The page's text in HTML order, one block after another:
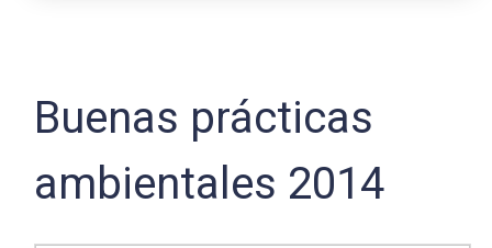
Buenas prácticas
ambientales 2014